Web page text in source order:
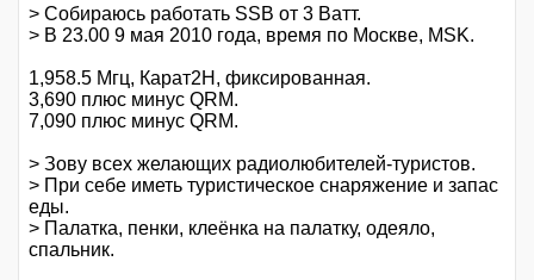
> Собираюсь работать SSB от 3 Ватт.
> В 23.00 9 мая 2010 года, время по Москве, MSK.
1,958.5 Мгц, Карат2Н, фиксированная.
3,690 плюс минус QRM.
7,090 плюс минус QRM.
> Зову всех желающих радиолюбителей-туристов.
> При себе иметь туристическое снаряжение и запас
еды.
> Палатка, пенки, клеёнка на палатку, одеяло,
спальник.